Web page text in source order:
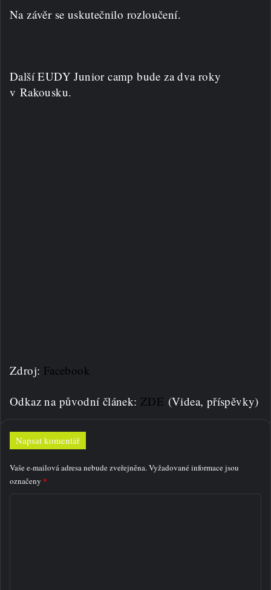
Na závěr se uskutečnilo rozloučení.
Další EUDY Junior camp bude za dva roky
v Rakousku.
Zdroj: Facebook
Odkaz na původní článek: ZDE (Videa, příspěvky)
Napsat komentář
Vaše e-mailová adresa nebude zveřejněna.Vyžadované informace jsou
označeny *